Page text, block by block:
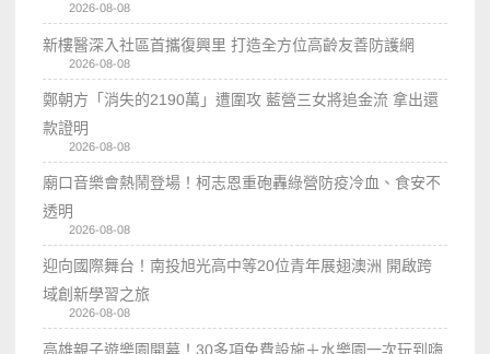
2026-08-08
新樓醫深入社區首攜復興里 打造全方位高齡友善防護網
2026-08-08
鄭朝方「消失的2190萬」遭圍攻 藍營三女將追金流 拿出還
款證明
2026-08-08
廟口音樂會熱鬧登場！柯志恩重砲轟綠營防疫冷血、食安不
透明
2026-08-08
迎向國際舞台！南投旭光高中等20位青年展翅澳洲 開啟跨
域創新學習之旅
2026-08-08
高雄親子遊樂園開幕！30多項免費設施＋水樂園一次玩到嗨